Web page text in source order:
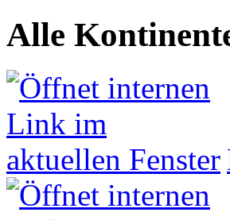
Alle